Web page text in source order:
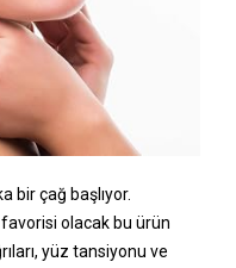
bir çağ başlıyor.
olacak bu ürün
yüz tansiyonu ve